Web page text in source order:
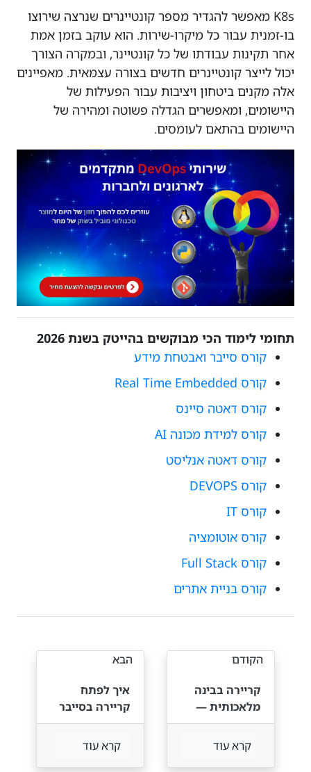
K8s מאפשר להגדיר מספר קונטיינרים שנרצה שירוצו
בו-זמנית עבור כל מיקרו-שירות. הוא עוקב בזמן אמת
אחר תקינות עבודתו של כל קונטיינר, ובמקרה הצורך
יכול לייצר קונטיינרים חדשים בצורה עצמאית. מאפיינים
אלה מקנים ביטחון ויציבות עבור הפעילות של
היישומים, ומאפשרים הגדלה פשוטה ומהירה של
היישומים בהתאם לעומסים.
תחומי לימוד הכי מבוקשים בהייטק בשנת 2026
קורס סייבר ואבטחת מידע
קורס Real Time Embedded
קורס דאטה סיינס
קורס למידת מכונה AI
קורס דאטה אנליסט
קורס DEVOPS
קורס IT
קורס אוטומציה
קורס Full Stack
קורס בניית אתרים
הבא
איך לפתח
קריירה בסייבר
ואבטחת מידע?
קריירה
מתגלמת ב
קרא עוד
הקודם
קריירה בבינה
מלאכותית —
המדריך המלא
קרא עוד